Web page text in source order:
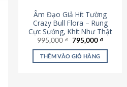
Âm Đạo Giả Hít Tường
Crazy Bull Flora – Rung
Cực Sướng, Khít Như Thật
995,000₫ Giá
là:
995,000 ₫.
795,000₫Giá
tại
THÊM VÀO GIỎ HÀNG